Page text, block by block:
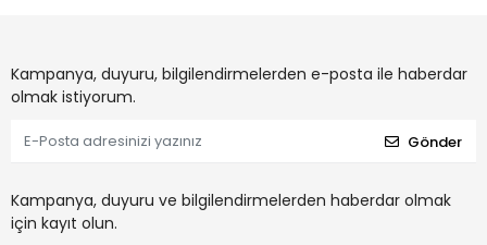
Kampanya, duyuru, bilgilendirmelerden e-posta ile haberdar
olmak istiyorum.
Gönder
Kampanya, duyuru ve bilgilendirmelerden haberdar olmak
için kayıt olun.